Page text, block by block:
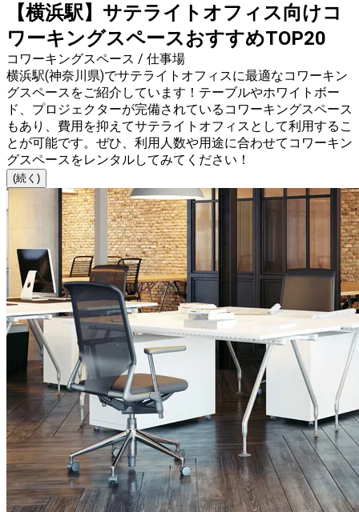
【横浜駅】サテライトオフィス向けコ
ワーキングスペースおすすめTOP20
コワーキングスペース / 仕事場
横浜駅(神奈川県)でサテライトオフィスに最適なコワーキン
グスペースをご紹介しています！テーブルやホワイトボー
ド、プロジェクターが完備されているコワーキングスペース
もあり、費用を抑えてサテライトオフィスとして利用するこ
とが可能です。ぜひ、利用人数や用途に合わせてコワーキン
グスペースをレンタルしてみてください！
(続く)